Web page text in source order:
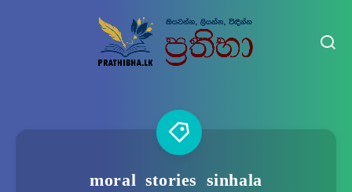
moral stories sinhala